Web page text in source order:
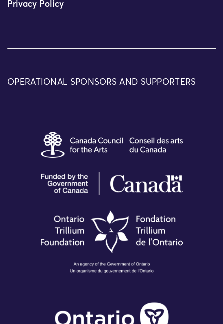
Privacy Policy
OPERATIONAL SPONSORS AND SUPPORTERS